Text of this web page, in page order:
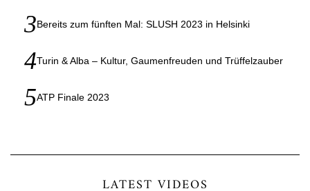
Bereits zum fünften Mal: SLUSH 2023 in Helsinki
Turin & Alba – Kultur, Gaumenfreuden und Trüffelzauber
ATP Finale 2023
LATEST VIDEOS